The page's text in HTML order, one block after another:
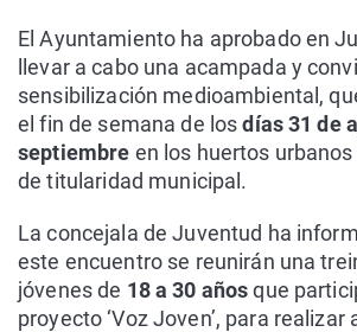
El Ayuntamiento ha aprobado en
llevar a cabo una acampada y
sensibilización medioambiental,
el fin de semana de losdías 31 de
septiembre en los huertos urbanos
de titularidad municipal.
La concejala de Juventud ha
este encuentro se reunirán una
jóvenes de 18 a 30 añosque
proyecto ‘Voz Joven’, para realizar